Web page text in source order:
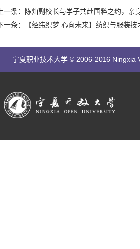
上一条：陈灿副校长与学子共赴国粹之约，
下一条：【经纬织梦 心向未来】纺织与服装
宁夏职业技术大学 © 2006-2016 Ningxia